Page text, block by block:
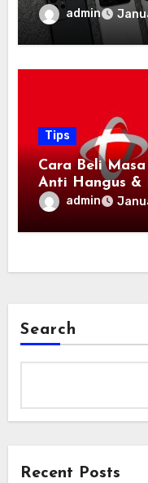
admin
Tips
Cara Beli
Anti Hangus &
admin
Search
Recent Posts